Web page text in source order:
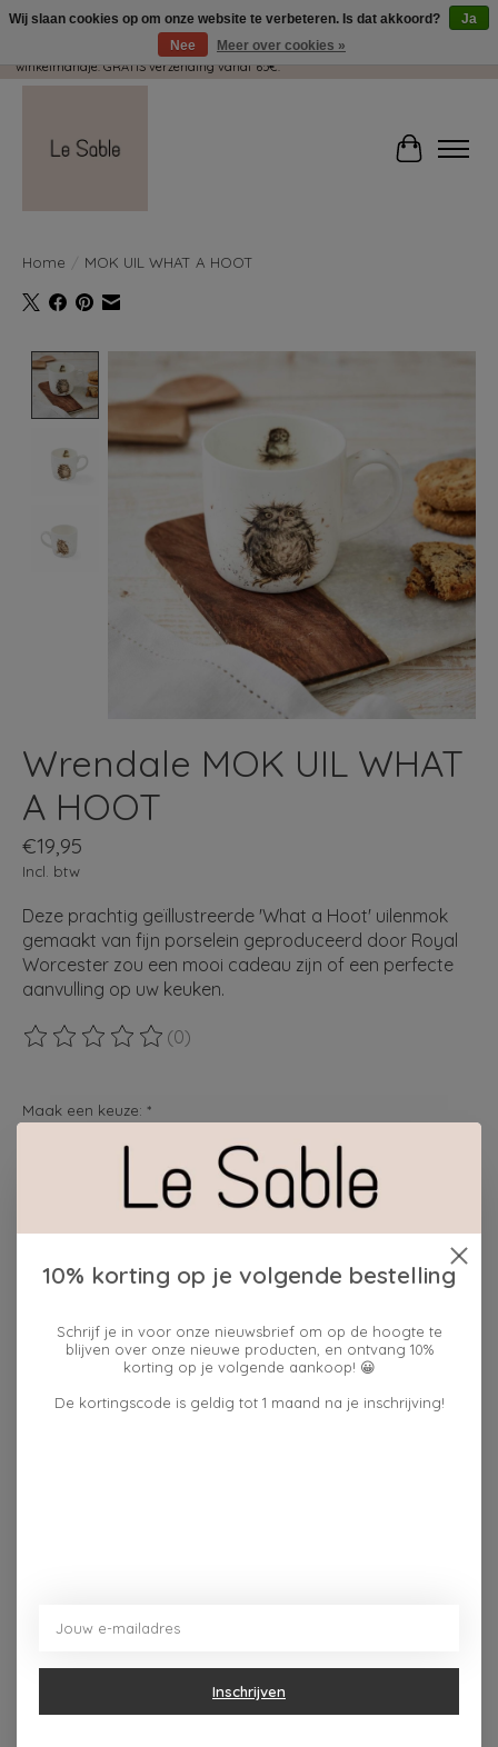
Wij pakken met plezier jouw kadootjes GRATIS in! Duid dit zeker aan in je
winkelmandje. GRATIS verzending vanaf 65€.
Home MOK UIL WHAT A HOOT
Wrendale MOK UIL WHAT
A HOOT
€19,95
Incl. btw
Deze prachtig geïllustreerde 'What a Hoot' uilenmok
gemaakt van fijn porselein geproduceerd door Royal
Worcester zou een mooi cadeau zijn of een perfecte
aanvulling op uw keuken.
De beoordeling van dit product is
(0)
Maak een keuze: *
Toevoegen aan winkelwagen
Plaats bestelling
Deze mok heeft een andere afbeelding op de voor- en
Inhoud 0,3 l, vaatwasser- en magnetronbestendig.
Wij slaan cookies op om onze website te verbeteren. Is dat akkoord?
Ja
Nee
Meer over cookies »
10% korting op je volgende bestelling
Schrijf je in voor onze nieuwsbrief om op de hoogte te
blijven over onze nieuwe producten, en ontvang 10%
korting op je volgende aankoop! 😀
De kortingscode is geldig tot 1 maand na je inschrijving!
Inschrijven